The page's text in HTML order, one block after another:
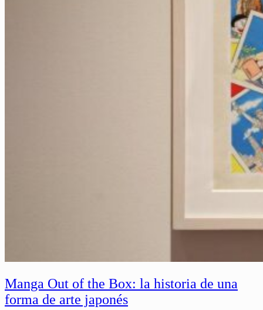
Manga Out of the Box: la historia de una
forma de arte japonés